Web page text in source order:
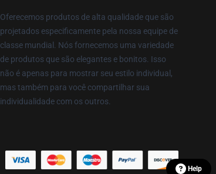
Oferecemos produtos de alta qualidade que são
projetados especificamente pela nossa equipe de
classe mundial. Nós fornecemos uma variedade
de produtos que são elegantes e bonitos. Isso
não é apenas para mostrar seu estilo individual,
mas também para você compartilhar sua
individualidade com os outros.
Help